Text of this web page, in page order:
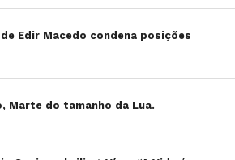
Edir Macedo condena posições
Marte do tamanho da Lua.